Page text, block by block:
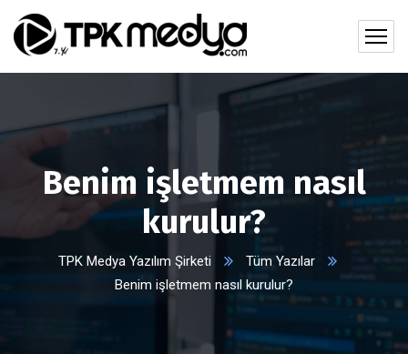
Benim işletmem nasıl
kurulur?
TPK Medya Yazılım Şirketi
Tüm Yazılar
Benim işletmem nasıl kurulur?